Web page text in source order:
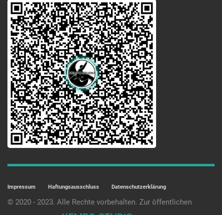
Impressum Haftungsausschluss Datenschutzerklärung
© 2020 - 2023. Alle Rechte vorbehalten. Zur öffentlichen